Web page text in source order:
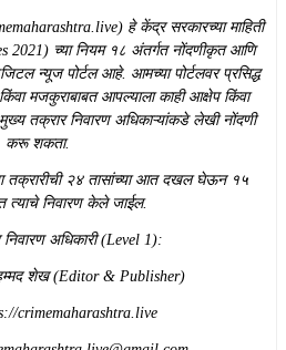
हे केंद्र सरकारच्या माहिती
2021) च्या नियम १८ अंतर्गत नोंदणीकृत आणि
न्यूज पोर्टल आहे. आमच्या पोर्टलवर प्रसिद्ध
मजकुराबाबत आपल्याला काही आक्षेप किंवा
तक्रार निवारण अधिकाऱ्यांकडे लेखी नोंदणी
करू शकता.
तक्रारीची २४ तासांच्या आत दखल घेऊन १५
त्याचे निवारण केले जाईल.
अधिकारी (Level 1):
शेख (Editor & Publisher)
crimemaharashtra.live